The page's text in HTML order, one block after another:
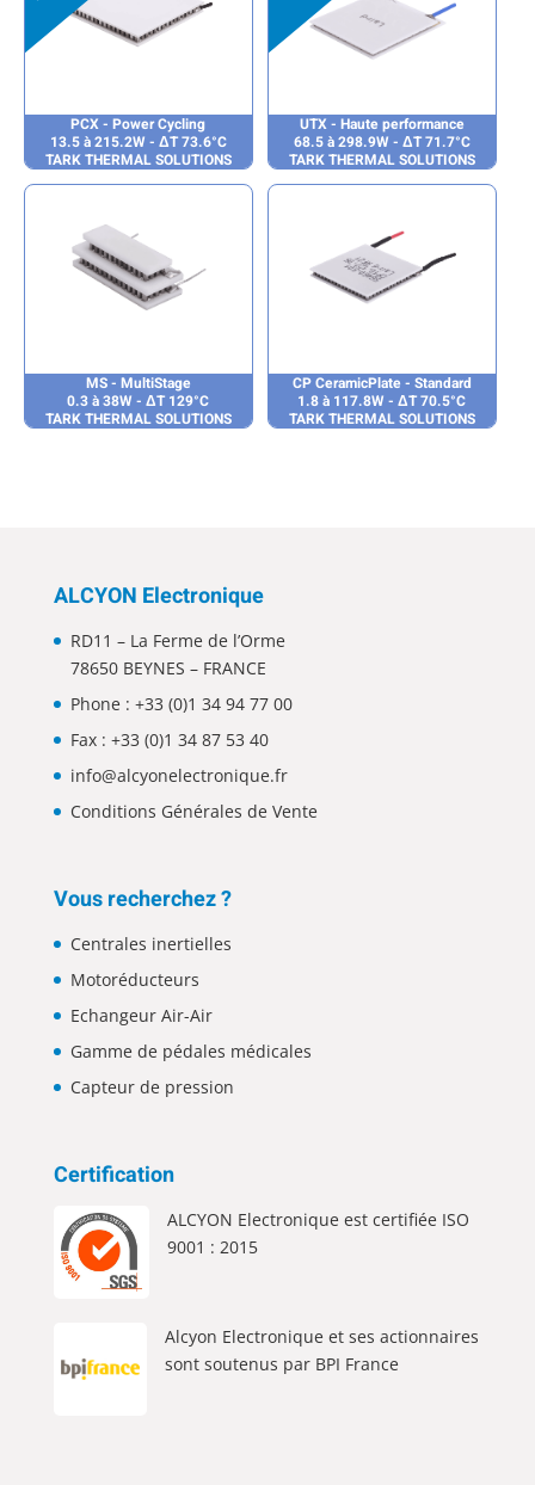
PCX - Power Cycling
13.5 à 215.2W - ΔT 73.6°C
TARK THERMAL SOLUTIONS
UTX - Haute performance
68.5 à 298.9W - ΔT 71.7°C
TARK THERMAL SOLUTIONS
MS - MultiStage
0.3 à 38W - ΔT 129°C
TARK THERMAL SOLUTIONS
CP CeramicPlate - Standard
1.8 à 117.8W - ΔT 70.5°C
TARK THERMAL SOLUTIONS
ALCYON Electronique
RD11 – La Ferme de l’Orme
78650 BEYNES – FRANCE
Phone : +33 (0)1 34 94 77 00
Fax : +33 (0)1 34 87 53 40
info@alcyonelectronique.fr
Conditions Générales de Vente
Vous recherchez ?
Centrales inertielles
Motoréducteurs
Echangeur Air-Air
Gamme de pédales médicales
Capteur de pression
Certification
ALCYON Electronique est certifiée ISO
9001 : 2015
Alcyon Electronique et ses actionnaires
sont soutenus par BPI France